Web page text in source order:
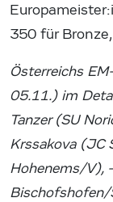
350 für
Österreichs
05.11.) im
Tanzer (SU
Krssakova (JC
Hohenems/V),
Bischofshofen/